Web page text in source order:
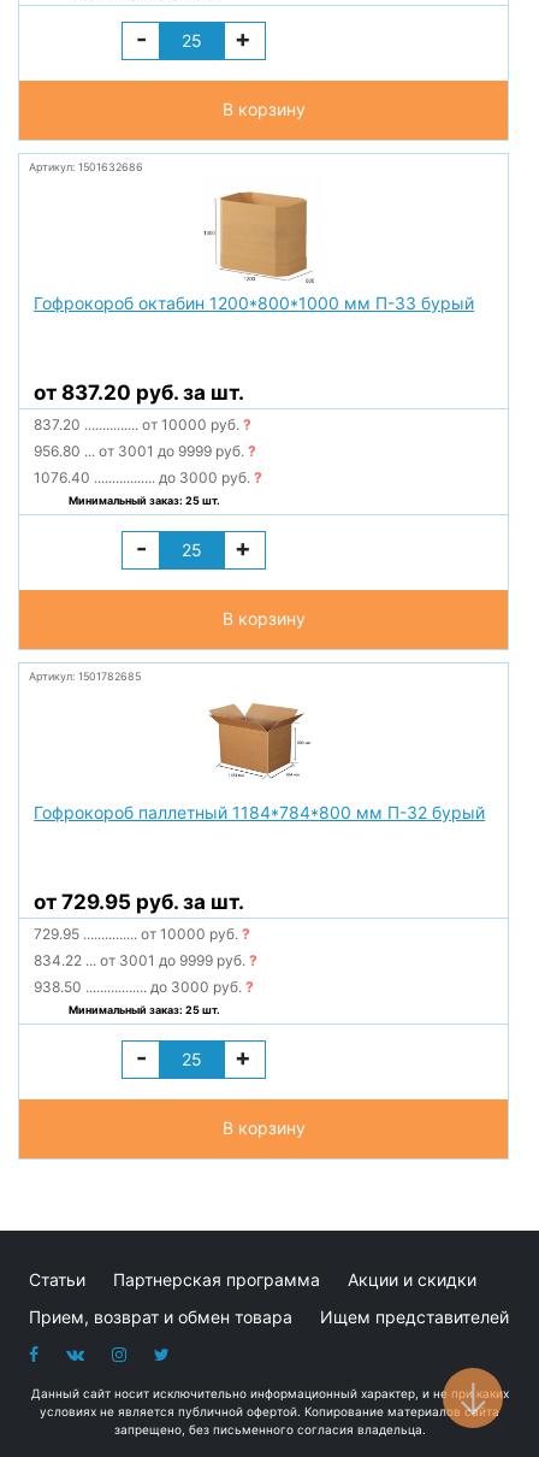
- +
В корзину
Артикул: 1501632686
Гофрокороб октабин 1200*800*1000 мм П-33 бурый
от 837.20 руб. за шт.
837.20 ............... от 10000 руб.?
956.80 ... от 3001 до 9999 руб.?
1076.40 ................. до 3000 руб.?
Минимальный заказ: 25 шт.
- +
В корзину
Артикул: 1501782685
Гофрокороб паллетный 1184*784*800 мм П-32 бурый
от 729.95 руб. за шт.
729.95 ............... от 10000 руб.?
834.22 ... от 3001 до 9999 руб.?
938.50 ................. до 3000 руб.?
Минимальный заказ: 25 шт.
- +
В корзину
Статьи Партнерская программа
Акции и скидки
Прием, возврат и обмен товара
Ищем представителей
Данный сайт носит исключительно информационный характер, и не при каких
условиях не является публичной офертой. Копирование материалов сайта
запрещено, без письменного согласия владельца.